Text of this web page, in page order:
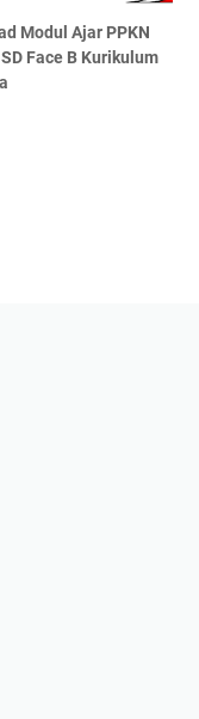
Modul Ajar PPKN
Face B Kurikulum